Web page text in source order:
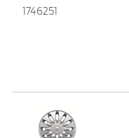
1746251